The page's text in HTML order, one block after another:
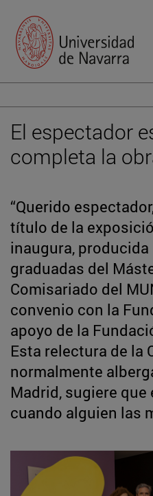
El espectador
completa la
“Querido
título de la
inaugura,
graduadas del
Comisariado del
convenio con la
apoyo de la
Esta relectura de la
normalmente
Madrid, sugiere
cuando alguien las